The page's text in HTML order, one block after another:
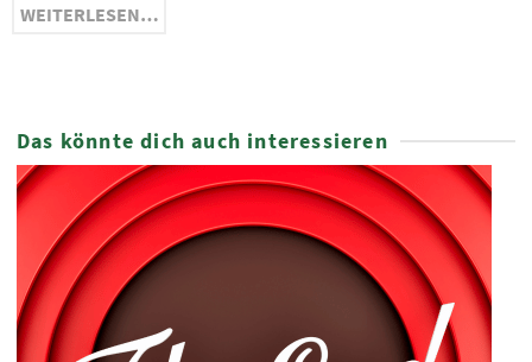
WEITERLESEN…
Das könnte dich auch interessieren